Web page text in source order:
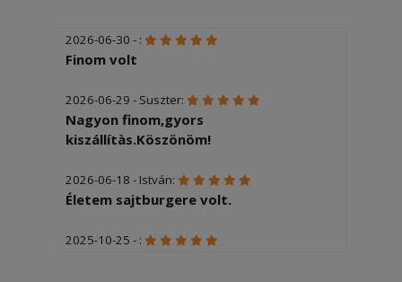
2026-06-30 - :
Finom volt
2026-06-29 - Suszter:
Nagyon finom,gyors
kiszállítàs.Köszönöm!
2026-06-18 - István:
Életem sajtburgere volt.
2025-10-25 - :